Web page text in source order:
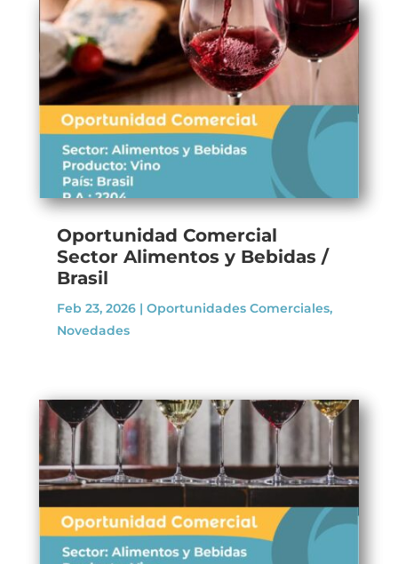
Oportunidad Comercial
Sector Alimentos y Bebidas /
Brasil
Feb 23, 2026| Oportunidades Comerciales,
Novedades